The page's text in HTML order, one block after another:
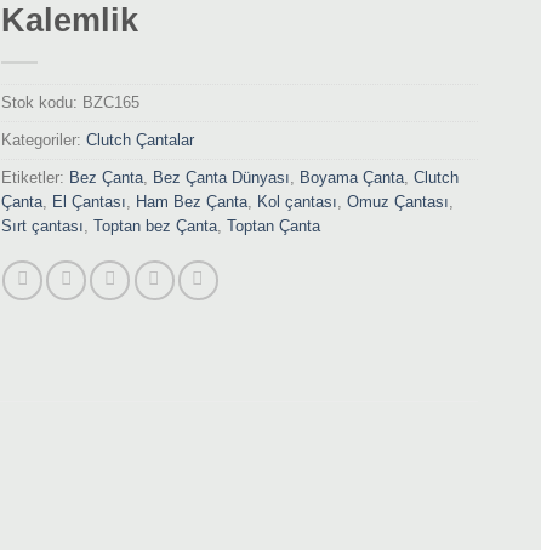
Kalemlik
Stok kodu: BZC165
Kategoriler: Clutch Çantalar
Etiketler: Bez Çanta, Bez Çanta Dünyası, Boyama Çanta, Clutch
Çanta, El Çantası, Ham Bez Çanta, Kol çantası, Omuz Çantası,
Sırt çantası, Toptan bez Çanta, Toptan Çanta